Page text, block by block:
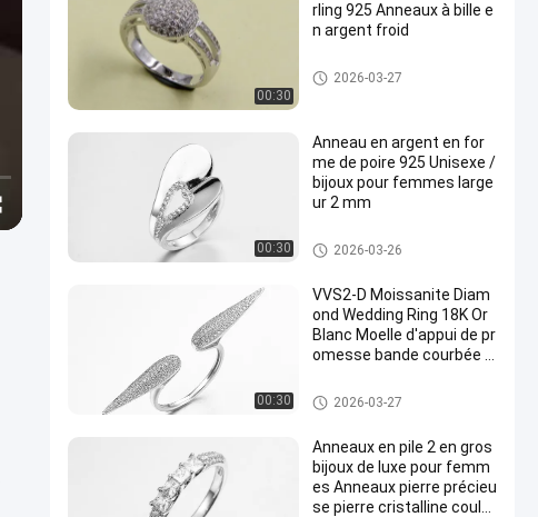
00:30
rling 925 Anneaux à bille e
n argent froid
925 anneaux argentés de la C
Z
2026-03-27
00:30
Anneau en argent en for
me de poire 925 Unisexe /
bijoux pour femmes large
ur 2 mm
925 anneaux argentés de la C
Z
2026-03-26
00:30
VVS2-D Moissanite Diam
ond Wedding Ring 18K Or
Blanc Moelle d'appui de pr
omesse bande courbée S
deau
925 anneaux argentés de la C
Z
2026-03-27
Anneaux en pile 2 en gros
bijoux de luxe pour femm
es Anneaux pierre précieu
se pierre cristalline coule